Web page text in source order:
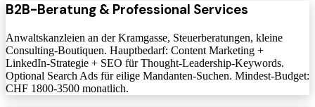
B2B-Beratung & Professional Services
Anwaltskanzleien an der Kramgasse, Steuerberatungen, kleine
Consulting-Boutiquen. Hauptbedarf: Content Marketing +
LinkedIn-Strategie + SEO für Thought-Leadership-Keywords.
Optional Search Ads für eilige Mandanten-Suchen. Mindest-Budget:
CHF 1800-3500 monatlich.